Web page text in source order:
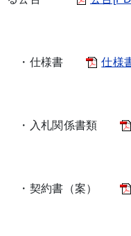
・仕様書 仕様
・入札関係書類
・契約書（案）